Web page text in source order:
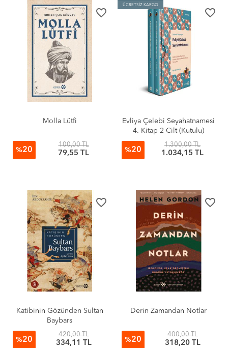
favorite_border
Molla Lütfi
%20
100,00 TL
79,55 TL
ÜCRETSİZ KARGO
favorite_border
Evliya Çelebi Seyahatnamesi
4. Kitap 2 Cilt (Kutulu)
%20
1.300,00 TL
1.034,15 TL
favorite_border
Katibinin Gözünden Sultan
Baybars
%20
420,00 TL
334,11 TL
favorite_border
Derin Zamandan Notlar
%20
400,00 TL
318,20 TL